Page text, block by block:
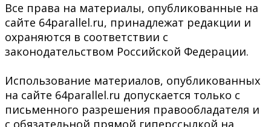
Все права на материалы, опубликованные на
сайте 64parallel.ru, принадлежат редакции и
охраняются в соответствии с
законодательством Российской Федерации.
Использование материалов, опубликованных
на сайте 64parallel.ru допускается только с
письменного разрешения правообладателя и